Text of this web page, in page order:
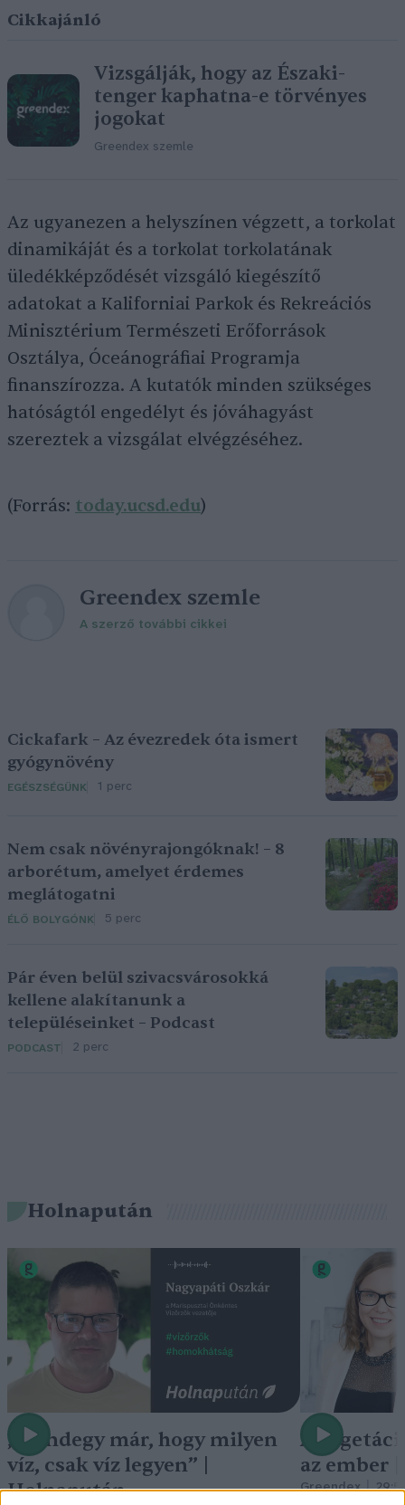
Cikkajánló
Vizsgálják, hogy az Északi-
tenger kaphatna-e törvényes
jogokat
Greendex szemle
Az ugyanezen a helyszínen végzett, a torkolat
dinamikáját és a torkolat torkolatának
üledékképződését vizsgáló kiegészítő
adatokat a Kaliforniai Parkok és Rekreációs
Minisztérium Természeti Erőforrások
Osztálya, Óceánográfiai Programja
finanszírozza. A kutatók minden szükséges
hatóságtól engedélyt és jóváhagyást
szereztek a vizsgálat elvégzéséhez.
(Forrás: today.ucsd.edu)
Greendex szemle
A szerző további cikkei
Cickafark – Az évezredek óta ismert
gyógynövény
EGÉSZSÉGÜNK 1 perc
Nem csak növényrajongóknak! – 8
arborétum, amelyet érdemes
meglátogatni
ÉLŐ BOLYGÓNK 5 perc
Pár éven belül szivacsvárosokká
kellene alakítanunk a
településeinket – Podcast
PODCAST 2 perc
Holnapután
„Mindegy már, hogy milyen
víz, csak víz legyen” |
Holnapután
A
az ember
Greendex